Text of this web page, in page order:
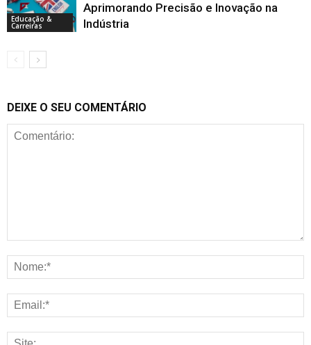
Educação &
Carreiras
Aprimorando Precisão e Inovação na
Indústria
DEIXE O SEU COMENTÁRIO